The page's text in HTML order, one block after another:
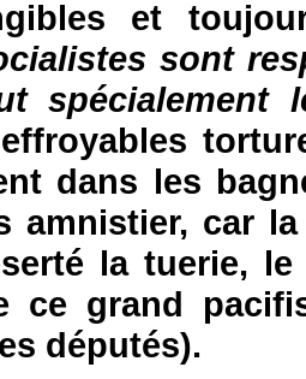
et
sont
spécialement
dans les
amnistier, car
la tuerie,
ce grand
députés).